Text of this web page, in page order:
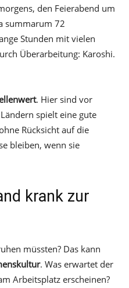
den Feierabend um
summarum 72
Stunden mit vielen
Überarbeitung: Karoshi.
. Hier sind vor
spielt eine gute
Rücksicht auf die
bleiben, wenn sie
krank zur
müssten? Das kann
. Was erwartet der
Arbeitsplatz erscheinen?